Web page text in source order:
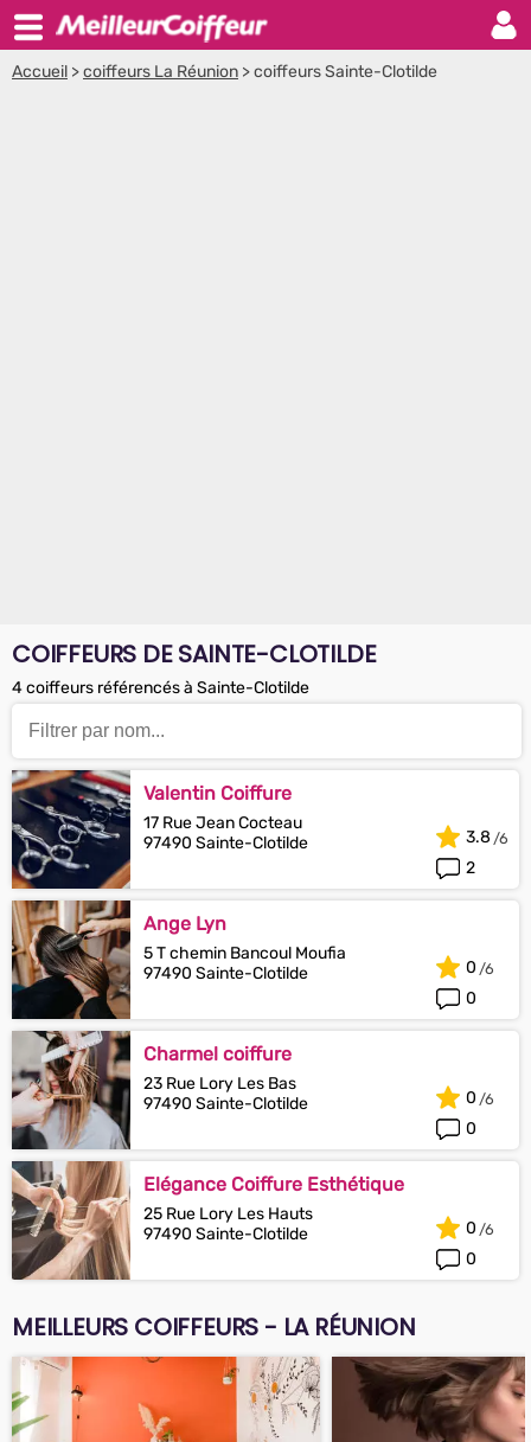
Accueil >coiffeurs La Réunion >coiffeurs Sainte-Clotilde
COIFFEURS DE SAINTE-CLOTILDE
4 coiffeurs référencés à Sainte-Clotilde
Valentin Coiffure
17 Rue Jean Cocteau
97490 Sainte-Clotilde
2
3.8
Ange Lyn
5 T chemin Bancoul Moufia
97490 Sainte-Clotilde
0
0
Charmel coiffure
23 Rue Lory Les Bas
97490 Sainte-Clotilde
0
0
Elégance Coiffure Esthétique
25 Rue Lory Les Hauts
97490 Sainte-Clotilde
0
0
MEILLEURS COIFFEURS - LA RÉUNION